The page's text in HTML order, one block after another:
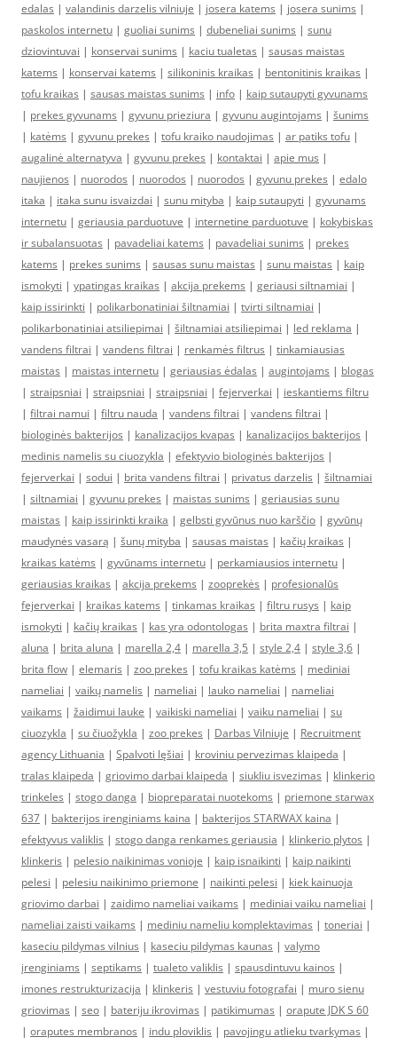
edalas | valandinis darzelis vilniuje | josera katems | josera sunims |
paskolos internetu | guoliai sunims | dubeneliai sunims | sunu
dziovintuvai | konservai sunims | kaciu tualetas | sausas maistas
katems | konservai katems | silikoninis kraikas | bentonitinis kraikas |
tofu kraikas | sausas maistas sunims | info | kaip sutaupyti gyvunams
| prekes gyvunams | gyvunu prieziura | gyvunu augintojams | šunims
| katėms | gyvunu prekes | tofu kraiko naudojimas | ar patiks tofu |
augalinė alternatyva | gyvunu prekes | kontaktai | apie mus |
naujienos | nuorodos | nuorodos | nuorodos | gyvunu prekes | edalo
itaka | itaka sunu isvaizdai | sunu mityba | kaip sutaupyti | gyvunams
internetu | geriausia parduotuve | internetine parduotuve | kokybiskas
ir subalansuotas | pavadeliai katems | pavadeliai sunims | prekes
katems | prekes sunims | sausas sunu maistas | sunu maistas | kaip
ismokyti | ypatingas kraikas | akcija prekems | geriausi siltnamiai |
kaip issirinkti | polikarbonatiniai šiltnamiai | tvirti siltnamiai |
polikarbonatiniai atsiliepimai | šiltnamiai atsiliepimai | led reklama |
vandens filtrai | vandens filtrai | renkamės filtrus | tinkamiausias
maistas | maistas internetu | geriausias ėdalas | augintojams | blogas
| straipsniai | straipsniai | straipsniai | fejerverkai | ieskantiems filtru
| filtrai namui | filtru nauda | vandens filtrai | vandens filtrai |
biologinės bakterijos | kanalizacijos kvapas | kanalizacijos bakterijos |
medinis namelis su ciuozykla | efektyvio biologinės bakterijos |
fejerverkai | sodui | brita vandens filtrai | privatus darzelis | šiltnamiai
| siltnamiai | gyvunu prekes | maistas sunims | geriausias sunu
maistas | kaip issirinkti kraika | gelbsti gyvūnus nuo karščio | gyvūnų
maudynės vasarą | šunų mityba | sausas maistas | kačių kraikas |
kraikas katėms | gyvūnams internetu | perkamiausios internetu |
geriausias kraikas | akcija prekems | zooprekės | profesionalūs
fejerverkai | kraikas katems | tinkamas kraikas | filtru rusys | kaip
ismokyti | kačių kraikas | kas yra odontologas | brita maxtra filtrai |
aluna | brita aluna | marella 2,4 | marella 3,5 | style 2,4 | style 3,6 |
brita flow | elemaris | zoo prekes | tofu kraikas katėms | mediniai
nameliai | vaikų namelis | nameliai | lauko nameliai | nameliai
vaikams | žaidimui lauke | vaikiski nameliai | vaiku nameliai | su
ciuozykla | su čiuožykla | zoo prekes | Darbas Vilniuje | Recruitment
agency Lithuania | Spalvoti lęšiai | kroviniu pervezimas klaipeda |
tralas klaipeda | griovimo darbai klaipeda | siukliu isvezimas | klinkerio
trinkeles | stogo danga | biopreparatai nuotekoms | priemone starwax
637 | bakterijos irenginiams kaina | bakterijos STARWAX kaina |
efektyvus valiklis | stogo danga renkames geriausia | klinkerio plytos |
klinkeris | pelesio naikinimas vonioje | kaip isnaikinti | kaip naikinti
pelesi | pelesiu naikinimo priemone | naikinti pelesi | kiek kainuoja
griovimo darbai | zaidimo nameliai vaikams | mediniai vaiku nameliai |
nameliai zaisti vaikams | mediniu nameliu komplektavimas | toneriai |
kaseciu pildymas vilnius | kaseciu pildymas kaunas | valymo
įrenginiams | septikams | tualeto valiklis | spausdintuvu kainos |
imones restrukturizacija | klinkeris | vestuviu fotografai | muro sienu
griovimas | seo | bateriju ikrovimas | patikimumas | orapute JDK S 60
| oraputes membranos | indu ploviklis | pavojingu atlieku tvarkymas |